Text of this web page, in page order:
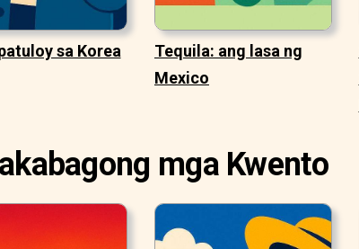
sa Korea
Tequila: ang lasa ng
Mexico
mga Kwento